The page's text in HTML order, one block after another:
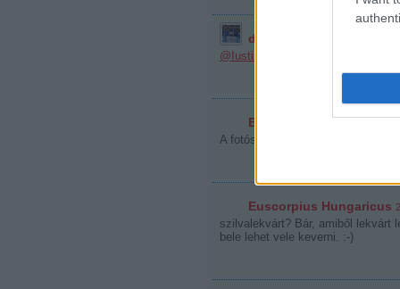
durex26
@Iustizmord
Bálna_
A fotós felszerelése engem
Euscorpius Hungaricus
szilvalekvárt? Bár, amiből lekvárt
bele lehet vele keverni. :-)